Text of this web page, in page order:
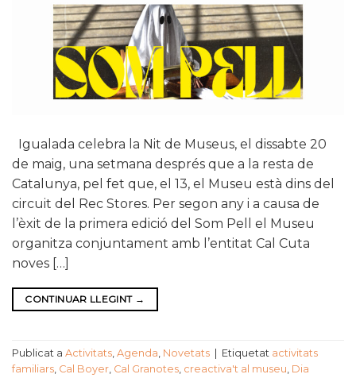
Igualada celebra la Nit de Museus, el dissabte 20
de maig, una setmana després que a la resta de
Catalunya, pel fet que, el 13, el Museu està dins del
circuit del Rec Stores. Per segon any i a causa de
l’èxit de la primera edició del Som Pell el Museu
organitza conjuntament amb l’entitat Cal Cuta
noves […]
CONTINUAR LLEGINT →
Publicat a Activitats, Agenda, Novetats Etiquetat activitats
familiars, Cal Boyer, Cal Granotes, creactiva't al museu, Dia